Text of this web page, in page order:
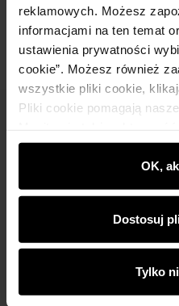
reklamowych. Możesz
informacjami na ten temat
ustawienia prywatności
cookie”. Możesz również
wszystkie pliki cookie,
Pliki cookie pomagają
wyświetlać im dopasowane
rekomendacje oraz
najnowszych promocjach w
partnerom
analitycznym. Partnerzy
podczas korzystania z ich
OK,
Dostosuj
Tylko
Opinie
Wprowadzając i